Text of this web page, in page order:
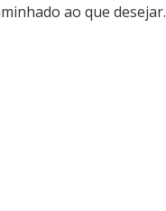
ao que desejar.